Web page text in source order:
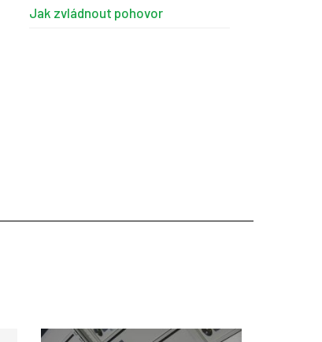
Jak zvládnout pohovor